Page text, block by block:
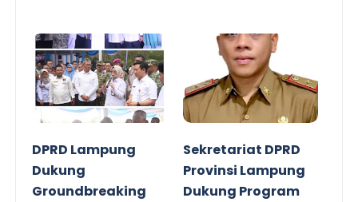
DPRD Lampung
Dukung
Groundbreaking
Sekretariat DPRD
Provinsi Lampung
Dukung Program